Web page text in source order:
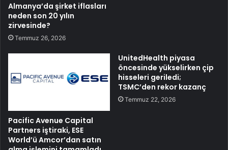
Almanya’da şirket iflasları
neden son 20 yılın
zirvesinde?
Temmuz 26, 2026
Pacific Avenue Capital
Partners iştiraki, ESE
World’ü Amcor’dan satın
UnitedHealth piyasa
öncesinde yükselirken çip
hisseleri geriledi;
TSMC’den rekor kazanç
Temmuz 22, 2026